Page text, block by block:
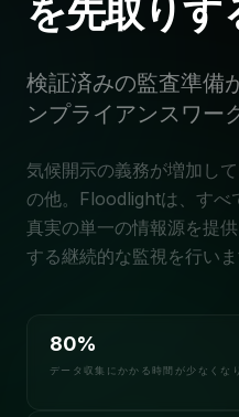
を先取りす
検証済みの監査準備
ンプライアンスワー
気候開示の義務が増加し
の他。Floodlightは、すべ
真実の単一の情報源を提
する継続的な監視を行いま
80%
データ収集にかかる時間が少なくな